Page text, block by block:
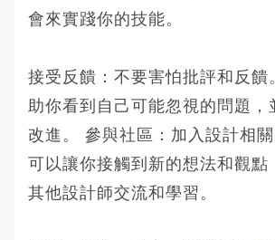
會來實踐你的技能。
接受反饋：不要害怕批評和反饋
助你看到自己可能忽視的問題，
改進。 參與社區：加入設計相
可以讓你接觸到新的想法和觀點
其他設計師交流和學習。